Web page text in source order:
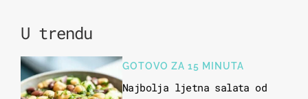
U trendu
GOTOVO ZA 15 MINUTA
Najbolja ljetna salata od